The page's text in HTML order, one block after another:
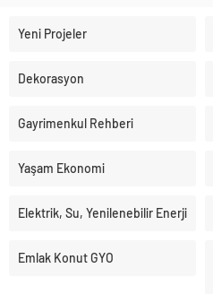
Yeni Projeler
Dekorasyon
Gayrimenkul Rehberi
Yaşam Ekonomi
Elektrik, Su, Yenilenebilir Enerji
Emlak Konut GYO